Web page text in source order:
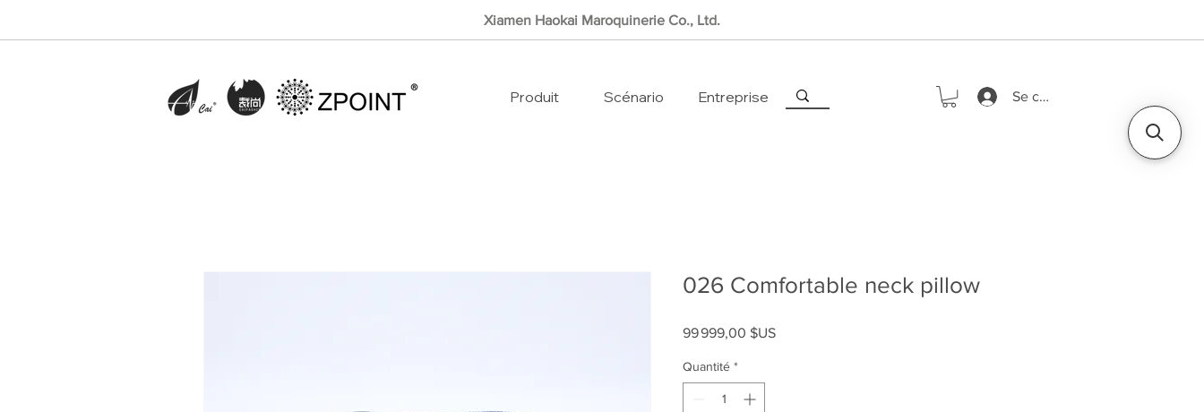
Xiamen Haokai Maroquinerie Co., Ltd.
Produit Scénario Entreprise Se connecter
026 Comfortable neck pillow
99 999,00 $USPrix
Quantité *